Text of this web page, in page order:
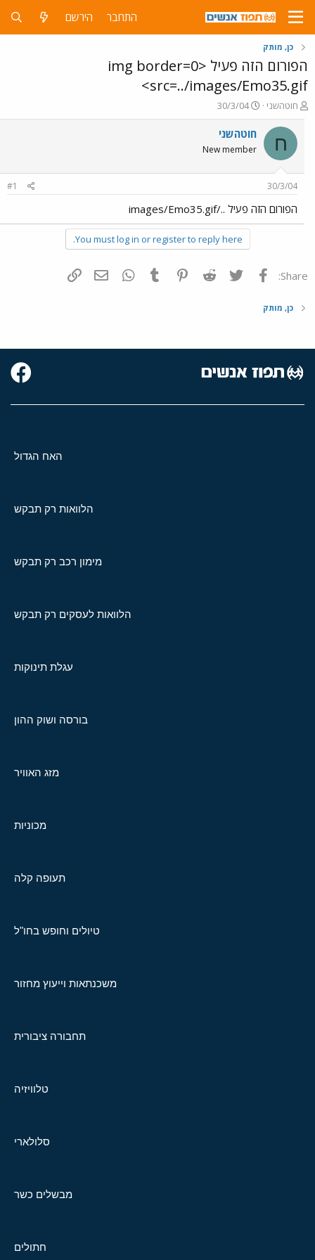
התחבר הירשם
כן, מותק
הפורום הזה פעיל <img border=0
src=../images/Emo35.gif>
פ
ו
ת
ח
ה
ש
א
חוטהשני
פ
ו
ר
ם
ר
ך
30/3/04
ח חוטהשני
New member
30/3/04
#1
הפורום הזה פעיל ../images/Emo35.gif
You must log in or register to reply here.
Share: פייסבוק Twitter
Reddit
Pinterest
Tumblr
WhatsAppדואר אלקטרוני
כן, מותק
האח הגדול
הלוואות רק תבקש
מימון רכב רק תבקש
הלוואות לעסקים רק תבקש
עגלת תינוקות
בורסה ושוק ההון
מזג האוויר
מכוניות
תעופה קלה
טיולים וחופש בחו"ל
משכנתאות וייעוץ מחזור
תחבורה ציבורית
טלוויזיה
סלולארי
מבשלים כשר
חתולים